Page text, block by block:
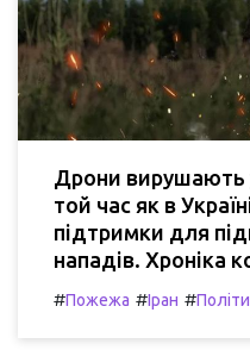
Дрони вирушають
той час як в
підтримки для
нападів. Хроніка
#Пожежа #Іран #